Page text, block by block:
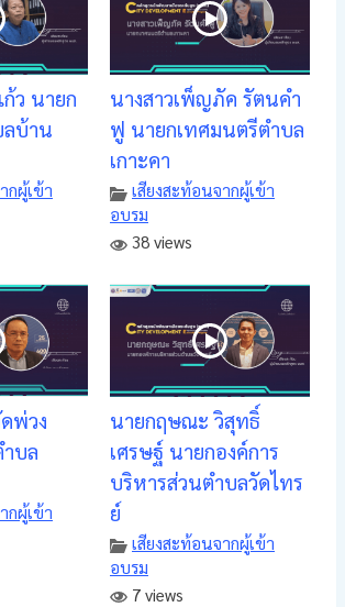
ว นายก
บ้าน
กผู้เข้า
นางสาวเพ็ญภัค รัตนคำ
ฟู นายกเทศมนตรีตำบล
เกาะคา
เสียงสะท้อนจากผู้เข้า
อบรม
38 views
พ่วง
บล
กผู้เข้า
นายกฤษณะ วิสุทธิ์
เศรษฐ์ นายกองค์การ
บริหารส่วนตำบลวัดไทร
ย์
เสียงสะท้อนจากผู้เข้า
อบรม
7 views